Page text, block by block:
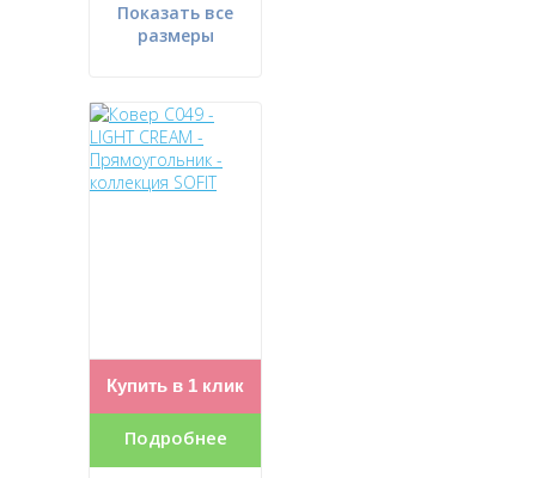
Показать все
размеры
Купить в 1 клик
Подробнее